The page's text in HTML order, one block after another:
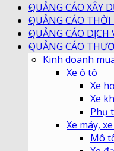
QUẢNG CÁO XÂY
QUẢNG CÁO
QUẢNG CÁO DỊCH
QUẢNG CÁO
Kinh doanh
Xe ô tô
Xe
Xe
Phụ
Xe máy,
Mô